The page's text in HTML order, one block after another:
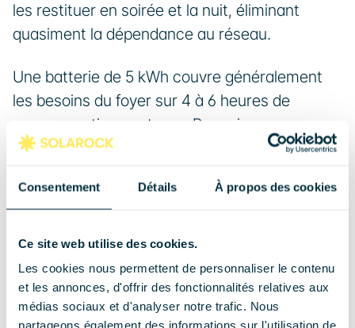
Consentement Détails À propos des cookies
Ce site web utilise des cookies.
Les cookies nous permettent de personnaliser le contenu
et les annonces, d'offrir des fonctionnalités relatives aux
médias sociaux et d'analyser notre trafic. Nous
partageons également des informations sur l'utilisation de
les restituer en soirée et la nuit, éliminant
quasiment la dépendance au réseau.
Une batterie de 5 kWh couvre généralement
les besoins du foyer sur 4 à 6 heures de
consommation nocturne. Pour viser une
autoconsommation proche de 100 %, une
un 9 kWc. La batterie peut être étendue par
systèmes hybrides actuels, ce qui permet de
démarrer avec une capacité raisonnable et
d'augmenter le stockage selon l'évolution des
besoins.